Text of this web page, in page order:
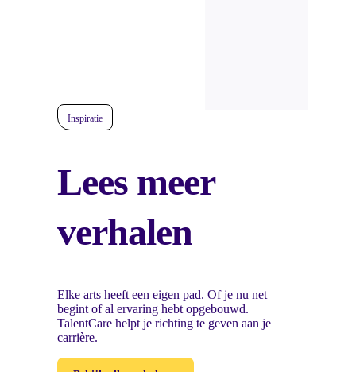
Inspiratie
Lees meer
verhalen
Elke arts heeft een eigen pad. Of je nu net
begint of al ervaring hebt opgebouwd.
TalentCare helpt je richting te geven aan je
carrière.